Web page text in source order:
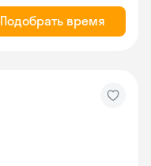
Подобрать время